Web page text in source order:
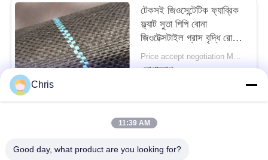
টেকসই জিওসেন্টেটিক ফ্যাব্রিক
ফ্ল্যাট সুতা পিপি বোনা
জিওটেক্সটাইল গ্রাস বৃদ্ধি রোধের
জন্য
Price accept negotiation MOQ:1000 বর্গমিটার
যোগাযোগ
Chris
11:39 AM
Good day, what product are you looking for?